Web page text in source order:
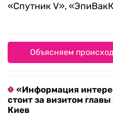
«Спутник V»,
Объясняем
«Информация
стоит за визитом
Киев